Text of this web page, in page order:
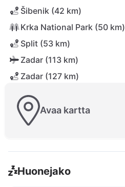
Šibenik (42 km)
Krka National Park (50 km)
Split (53 km)
Zadar (113 km)
Zadar (127 km)
Avaa kartta
Huonejako